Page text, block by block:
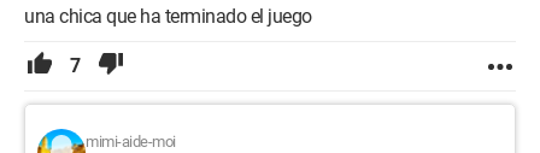
una chica que ha terminado el juego
7
mimi-aide-moi